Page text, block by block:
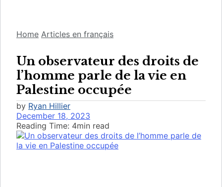
Home Articles en français
Un observateur des droits de
l’homme parle de la vie en
Palestine occupée
by Ryan Hillier
December 18, 2023
Reading Time: 4min read